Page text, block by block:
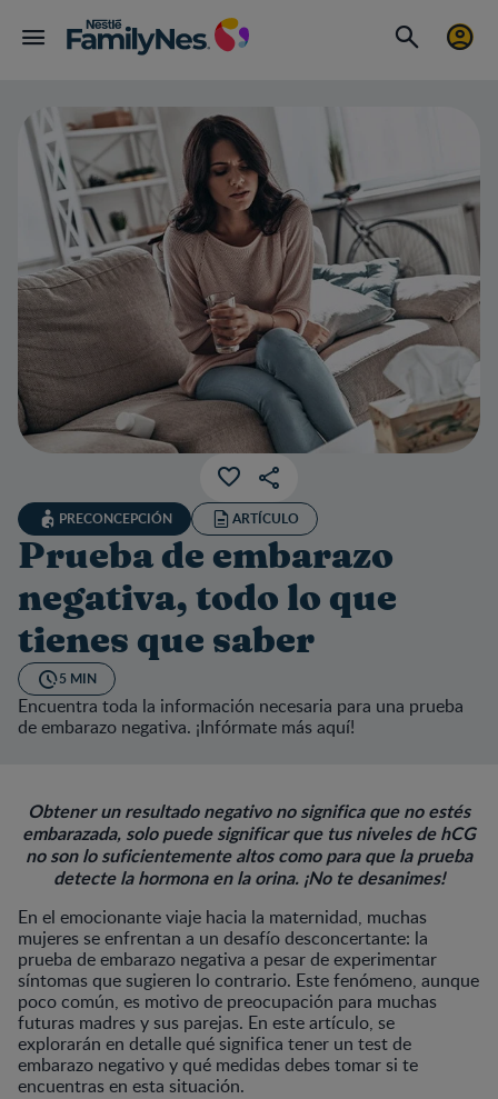
PRECONCEPCIÓN ARTÍCULO
Prueba de embarazo
negativa, todo lo que
tienes que saber
5 MIN
Encuentra toda la información necesaria para una prueba
de embarazo negativa. ¡Infórmate más aquí!
Obtener un resultado negativo no significa que no estés
embarazada, solo puede significar que tus niveles de hCG
no son lo suficientemente altos como para que la prueba
detecte la hormona en la orina. ¡No te desanimes!
En el emocionante viaje hacia la maternidad, muchas
mujeres se enfrentan a un desafío desconcertante: la
prueba de embarazo negativa a pesar de experimentar
síntomas que sugieren lo contrario. Este fenómeno, aunque
poco común, es motivo de preocupación para muchas
futuras madres y sus parejas. En este artículo, se
explorarán en detalle qué significa tener un test de
embarazo negativo y qué medidas debes tomar si te
encuentras en esta situación.